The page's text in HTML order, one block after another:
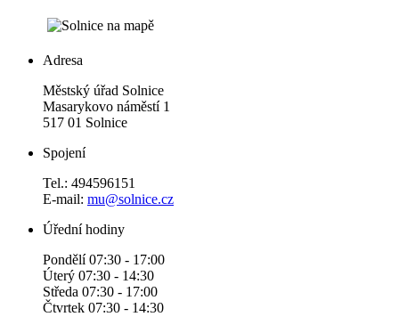
Adresa
Městský úřad Solnice
Masarykovo náměstí 1
517 01 Solnice
Spojení
Tel.: 494596151
E-mail: mu@solnice.cz
Úřední hodiny
Pondělí 07:30 - 17:00
Úterý 07:30 - 14:30
Středa 07:30 - 17:00
Čtvrtek 07:30 - 14:30